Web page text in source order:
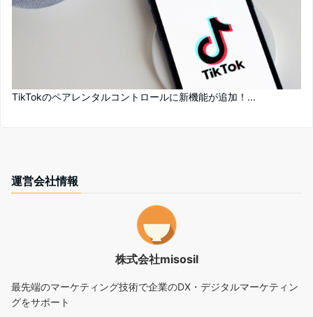
TikTokのペアレンタルコントロールに新機能が追加！...
運営会社情報
株式会社misosil
最先端のマーケティング技術で企業のDX・デジタルマーケティン
グをサポート